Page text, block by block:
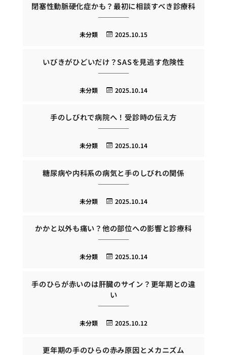
閉塞性動脈硬化症かも？最初に相談すべき診療科
2025.10.15
未分類
いびきがひどいだけ？SASを見逃す危険性
2025.10.14
未分類
手のしびれで病院へ！受診時の伝え方
2025.10.14
未分類
糖尿病や内科系の病気と手のしびれの関係
2025.10.14
未分類
かかと以外も痛い？他の部位への影響と診療科
2025.10.14
未分類
手のひらが赤いのは肝臓のサイン？更年期との違
い
2025.10.12
未分類
更年期の手のひらの赤み原因とメカニズム